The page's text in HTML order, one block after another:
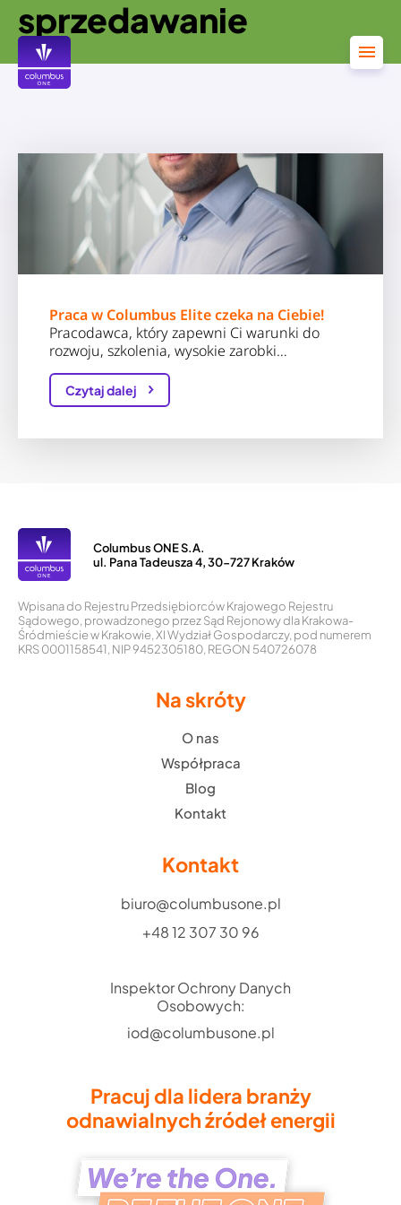
treści
sprzedawanie
Praca w Columbus Elite czeka na Ciebie!
Pracodawca, który zapewni Ci warunki do
rozwoju, szkolenia, wysokie zarobki…
Czytaj dalej
Columbus ONE S.A.
ul. Pana Tadeusza 4, 30-727 Kraków
Wpisana do Rejestru Przedsiębiorców Krajowego Rejestru
Sądowego, prowadzonego przez Sąd Rejonowy dla Krakowa-
Śródmieście w Krakowie, XI Wydział Gospodarczy, pod numerem
KRS 0001158541, NIP 9452305180, REGON 540726078
Na skróty
O nas
Współpraca
Blog
Kontakt
Kontakt
biuro@columbusone.pl
+48 12 307 30 96
Inspektor Ochrony Danych
Osobowych:
iod@columbusone.pl
Pracuj dla lidera branży
odnawialnych źródeł energii